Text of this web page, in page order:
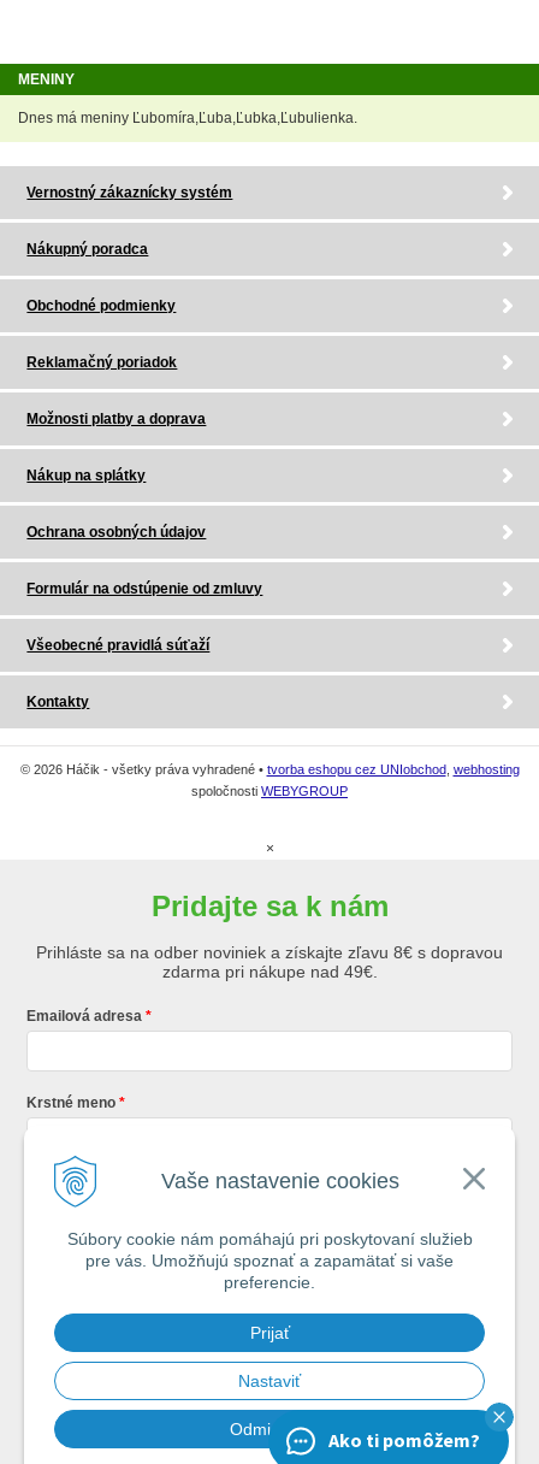
Vaše nastavenie cookies
Súbory cookie nám pomáhajú pri poskytovaní služieb
pre vás. Umožňujú spoznať a zapamätať si vaše
preferencie.
Prijať
Nastaviť
Odmietnuť
MENINY
Dnes má meniny Ľubomíra,Ľuba,Ľubka,Ľubulienka.
Vernostný zákaznícky systém
Nákupný poradca
Obchodné podmienky
Reklamačný poriadok
Možnosti platby a doprava
Nákup na splátky
Ochrana osobných údajov
Formulár na odstúpenie od zmluvy
Všeobecné pravidlá súťaží
Kontakty
© 2026 Háčik - všetky práva vyhradené • tvorba eshopu cez UNIobchod, webhosting
spoločnosti WEBYGROUP
×
Pridajte sa k nám
Prihláste sa na odber noviniek a získajte zľavu 8€ s dopravou
zdarma pri nákupe nad 49€.
Emailová adresa
Krstné meno
Registráciou súhlasíte so
Každý týždeň si od nás nájdete v schránke : 1x Rybársky Poradca a 1x
akčná ponuka. 1x mesačne prehľad nových článkov z nášho blogu.
Ochrana vašich osobných údajov je pre nás na 1. mieste.Zoznámte sa s
našimi zásadami spracovania osobných údajov
Chcem odoberaťAko ti pomôžem?